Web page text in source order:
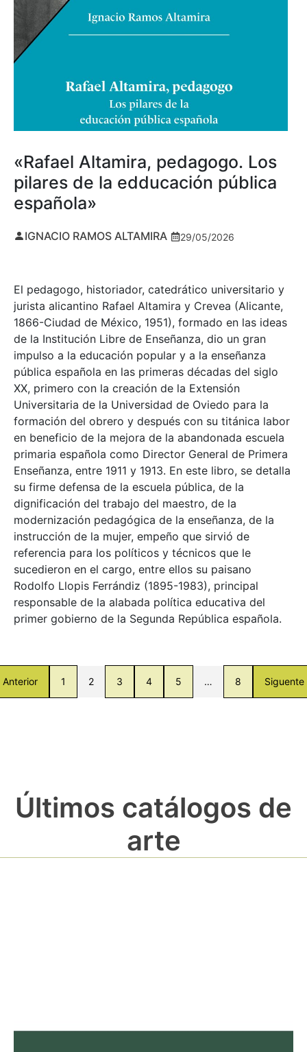
«Rafael Altamira, pedagogo. Los
pilares de la edducación pública
española»
IGNACIO RAMOS ALTAMIRA 29/05/2026
El pedagogo, historiador, catedrático universitario y
jurista alicantino Rafael Altamira y Crevea (Alicante,
1866-Ciudad de México, 1951), formado en las ideas
de la Institución Libre de Enseñanza, dio un gran
impulso a la educación popular y a la enseñanza
pública española en las primeras décadas del siglo
XX, primero con la creación de la Extensión
Universitaria de la Universidad de Oviedo para la
formación del obrero y después con su titánica labor
en beneficio de la mejora de la abandonada escuela
primaria española como Director General de Primera
Enseñanza, entre 1911 y 1913. En este libro, se detalla
su firme defensa de la escuela pública, de la
dignificación del trabajo del maestro, de la
modernización pedagógica de la enseñanza, de la
instrucción de la mujer, empeño que sirvió de
referencia para los políticos y técnicos que le
sucedieron en el cargo, entre ellos su paisano
Rodolfo Llopis Ferrándiz (1895-1983), principal
responsable de la alabada política educativa del
primer gobierno de la Segunda República española.
Anterior 1 2 3 4 5 … 8 Siguente
Últimos catálogos de
arte